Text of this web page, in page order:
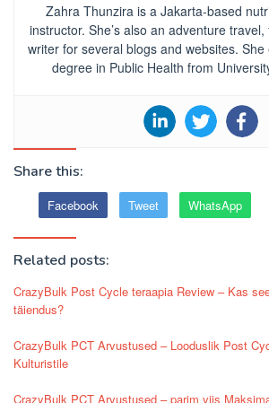
Zahra Thunzira is a Jakarta-based
instructor. She’s also an adventure
writer for several blogs and websites.
degree in Public Health from
Share this:
Facebook Tweet WhatsApp
Related posts:
CrazyBulk Post Cycle teraapia Review – Kas
täiendus?
CrazyBulk PCT Arvustused – Looduslik Post
Kulturistile
CrazyBulk PCT Arvustused – parim viis